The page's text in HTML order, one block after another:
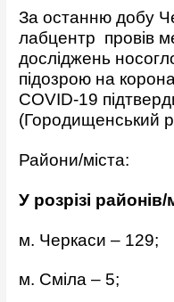
За останню добу
лабцентр провів
досліджень
підозрою на
COVID-19
(Городищенський
Райони/міста:
У розрізі районів/
м. Черкаси – 129;
м. Сміла – 5;